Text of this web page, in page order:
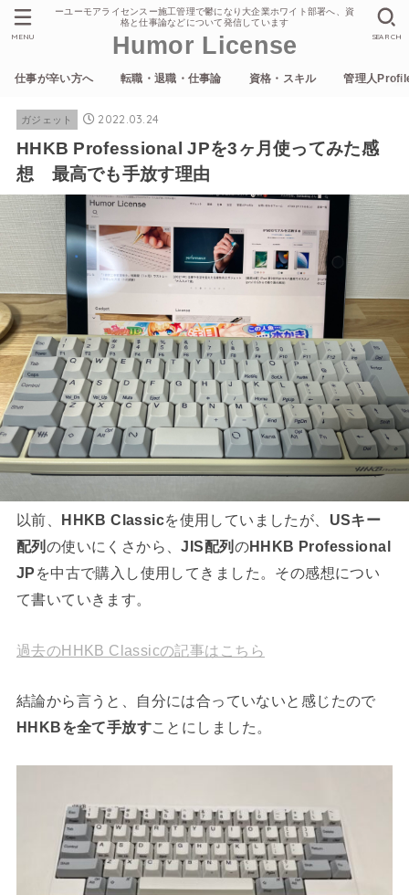
ーユーモアライセンスー施工管理で鬱になり大企業ホワイト部署へ、資
格と仕事論などについて発信しています
Humor License
仕事が辛い方へ 転職・退職・仕事論 資格・スキル 管理人
SEARCH
MENU
ガジェット 2022.03.24
HHKB Professional JPを3ヶ月使ってみた感
想 最高でも手放す理由
以前、 HHKB Classicを使用していましたが、 USキー
配列 の使いにくさから、JIS配列 のHHKB Professional
JP を中古で購入し使用してきました。その感想につい
て書いていきます。
過去のHHKB Classicの記事はこちら
結論から言うと、自分には合っていないと感じたので
HHKBを全て手放すことにしました。